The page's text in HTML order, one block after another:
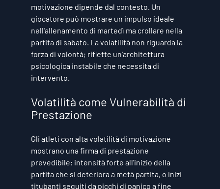
motivazione dipende dal contesto. Un
giocatore può mostrare un impulso ideale
nell'allenamento di martedì ma crollare nella
partita di sabato. La volatilità non riguarda la
forza di volontà; riflette un'architettura
psicologica instabile che necessita di
intervento.
Volatilità come Vulnerabilità di
Prestazione
Gli atleti con alta volatilità di motivazione
mostrano una firma di prestazione
prevedibile: intensità forte all'inizio della
partita che si deteriora a metà partita, o inizi
titubanti seguiti da picchi di panico a fine